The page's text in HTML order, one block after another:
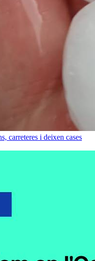
carreteres i deixen cases